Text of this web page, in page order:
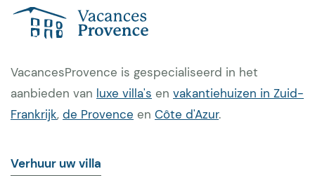
VacancesProvence is gespecialiseerd in het
aanbieden van luxe villa's en vakantiehuizen in Zuid-
Frankrijk, de Provence en Côte d'Azur.
Verhuur uw villa